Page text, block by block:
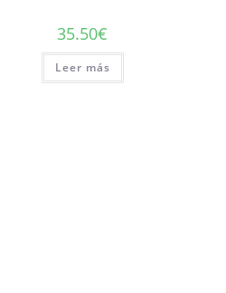
35.50€
Leer más